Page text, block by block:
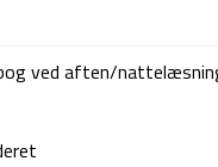
ved aften/